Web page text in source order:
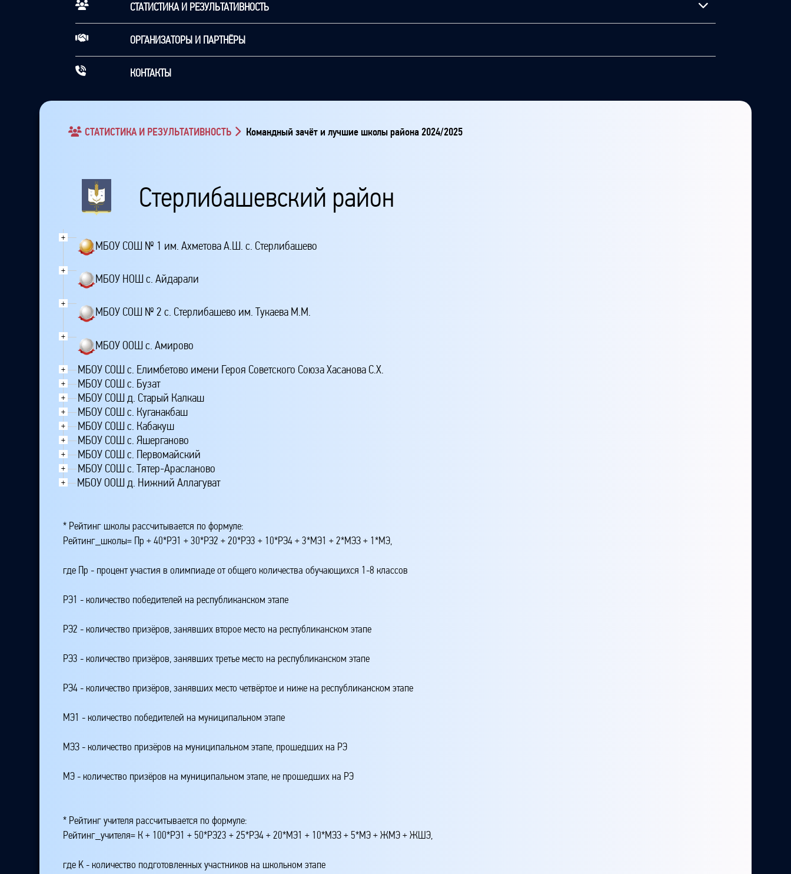
СТАТИСТИКА И РЕЗУЛЬТАТИВНОСТЬ
ОРГАНИЗАТОРЫ И ПАРТНЁРЫ
КОНТАКТЫ
СТАТИСТИКА И РЕЗУЛЬТАТИВНОСТЬ Командный зачёт и лучшие школы района 2024/2025
Стерлибашевский район
+
МБОУ СОШ № 1 им. Ахметова А.Ш. с. Стерлибашево
+
МБОУ НОШ с. Айдарали
+
МБОУ СОШ № 2 с. Стерлибашево им. Тукаева М.М.
+
МБОУ ООШ с. Амирово
+ МБОУ СОШ с. Елимбетово имени Героя Советского Союза Хасанова С.Х.
+ МБОУ СОШ с. Бузат
+ МБОУ СОШ д. Старый Калкаш
+ МБОУ СОШ с. Куганакбаш
+ МБОУ СОШ с. Кабакуш
+ МБОУ СОШ с. Яшерганово
+ МБОУ СОШ с. Первомайский
+ МБОУ СОШ с. Тятер-Арасланово
+ МБОУ ООШ д. Нижний Аллагуват
* Рейтинг школы рассчитывается по формуле:
Рейтинг_школы= Пр + 40*РЭ1 + 30*РЭ2 + 20*РЭ3 + 10*РЭ4 + 3*МЭ1 + 2*МЭЗ + 1*МЭ,
где Пр - процент участия в олимпиаде от общего количества обучающихся 1-8 классов
РЭ1 - количество победителей на республиканском этапе
РЭ2 - количество призёров, занявших второе место на республиканском этапе
РЭ3 - количество призёров, занявших третье место на республиканском этапе
РЭ4 - количество призёров, занявших место четвёртое и ниже на республиканском этапе
МЭ1 - количество победителей на муниципальном этапе
МЭЗ - количество призёров на муниципальном этапе, прошедших на РЭ
МЭ - количество призёров на муниципальном этапе, не прошедших на РЭ
* Рейтинг учителя рассчитывается по формуле:
Рейтинг_учителя= К + 100*РЭ1 + 50*РЭ23 + 25*РЭ4 + 20*МЭ1 + 10*МЭЗ + 5*МЭ + ЖМЭ + ЖШЭ,
где K - количество подготовленных участников на школьном этапе